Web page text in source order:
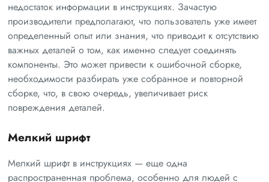
недостаток информации в инструкциях. Зачастую
производители предполагают, что пользователь уже имеет
определенный опыт или знания, что приводит к отсутствию
важных деталей о том, как именно следует соединять
компоненты. Это может привести к ошибочной сборке,
необходимости разбирать уже собранное и повторной
сборке, что, в свою очередь, увеличивает риск
повреждения деталей.
Мелкий шрифт
Мелкий шрифт в инструкциях — еще одна
распространенная проблема, особенно для людей с